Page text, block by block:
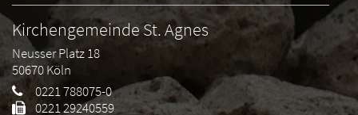
Kirchengemeinde St. Agnes
Neusser Platz 18
50670Köln
0221 788075-0
0221 29240559